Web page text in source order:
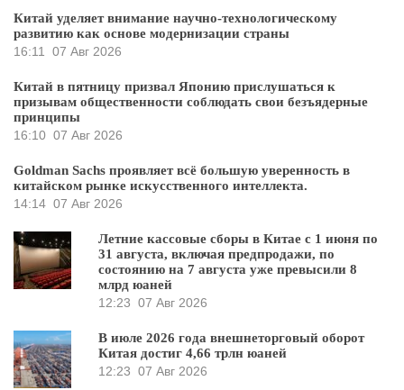
Китай уделяет внимание научно-технологическому
развитию как основе модернизации страны
16:11 07 Авг 2026
Китай в пятницу призвал Японию прислушаться к
призывам общественности соблюдать свои безъядерные
принципы
16:10 07 Авг 2026
Goldman Sachs проявляет всё большую уверенность в
китайском рынке искусственного интеллекта.
14:14 07 Авг 2026
Летние кассовые сборы в Китае с 1 июня по
31 августа, включая предпродажи, по
состоянию на 7 августа уже превысили 8
млрд юаней
12:23 07 Авг 2026
В июле 2026 года внешнеторговый оборот
Китая достиг 4,66 трлн юаней
12:23 07 Авг 2026